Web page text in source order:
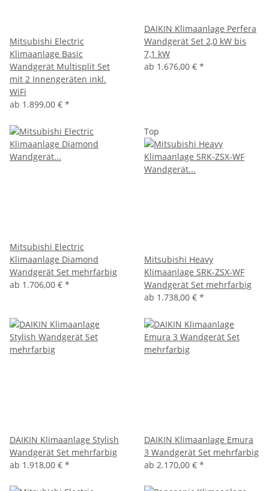
Mitsubishi Electric
Klimaanlage Basic
Wandgerät Multisplit Set
mit 2 Innengeräten inkl.
WiFi
ab 1.899,00 € *
DAIKIN Klimaanlage Perfera
Wandgerät Set 2,0 kW bis
7,1 kW
ab 1.676,00 € *
Mitsubishi Electric
Klimaanlage Diamond
Wandgerät Set mehrfarbig
ab 1.706,00 € *
Top
Mitsubishi Heavy
Klimaanlage SRK-ZSX-WF
Wandgerät Set mehrfarbig
ab 1.738,00 € *
DAIKIN Klimaanlage Stylish
Wandgerät Set mehrfarbig
ab 1.918,00 € *
DAIKIN Klimaanlage Emura
3 Wandgerät Set mehrfarbig
ab 2.170,00 € *